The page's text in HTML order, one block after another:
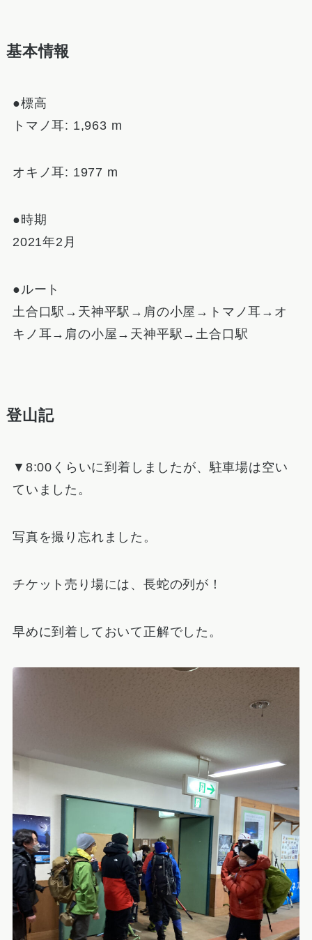
基本情報
●標高
トマノ耳: 1,963 m
オキノ耳: 1977 m
●時期
2021年2月
●ルート
土合口駅→天神平駅→肩の小屋→トマノ耳→オ
キノ耳→肩の小屋→天神平駅→土合口駅
登山記
▼8:00くらいに到着しましたが、駐車場は空い
ていました。
写真を撮り忘れました。
チケット売り場には、長蛇の列が！
早めに到着しておいて正解でした。